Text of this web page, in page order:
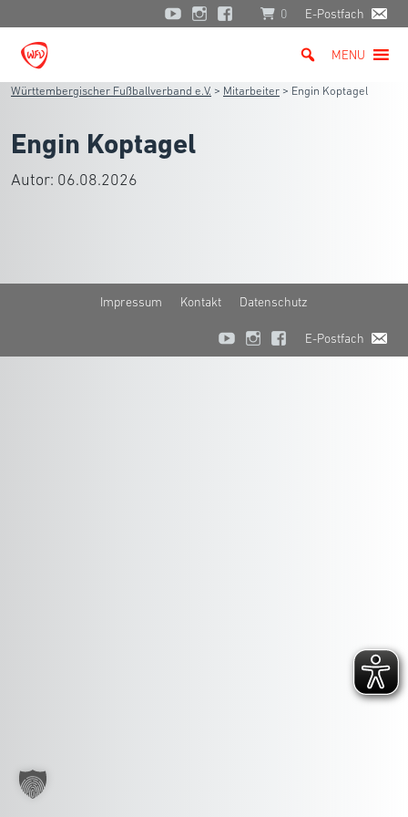
0 E-Postfach
MENU
Württembergischer Fußballverband e.V. > Mitarbeiter > Engin Koptagel
Engin Koptagel
Autor: 06.08.2026
Impressum Kontakt Datenschutz
E-Postfach